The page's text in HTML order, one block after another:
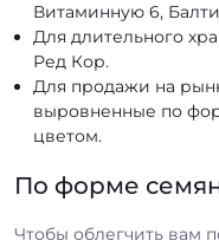
Витаминную 6,
Для длительного
Ред Кор.
Для продажи на
выровненные по
цветом.
По форме
Чтобы облегчить вам